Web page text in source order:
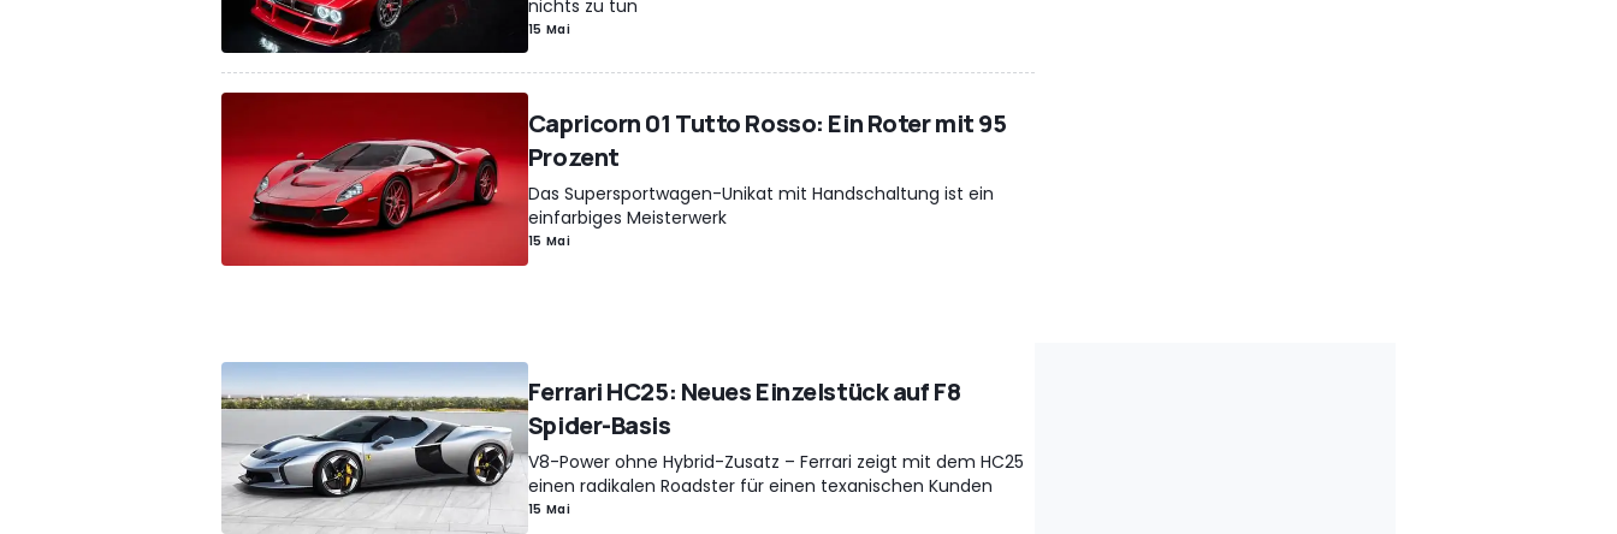
nichts zu tun
15 Mai
Capricorn 01 Tutto Rosso: Ein Roter mit 95
Prozent
Das Supersportwagen-Unikat mit Handschaltung ist ein
einfarbiges Meisterwerk
15 Mai
Ferrari HC25: Neues Einzelstück auf F8
Spider-Basis
V8-Power ohne Hybrid-Zusatz – Ferrari zeigt mit dem HC25
einen radikalen Roadster für einen texanischen Kunden
15 Mai